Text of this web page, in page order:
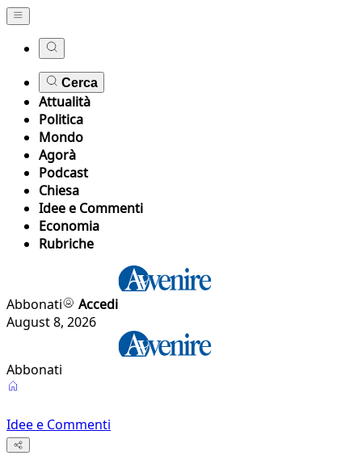
Cerca
Attualità
Politica
Mondo
Agorà
Podcast
Chiesa
Idee e Commenti
Economia
Rubriche
Abbonati
Accedi
August 8, 2026
Abbonati
Idee e Commenti